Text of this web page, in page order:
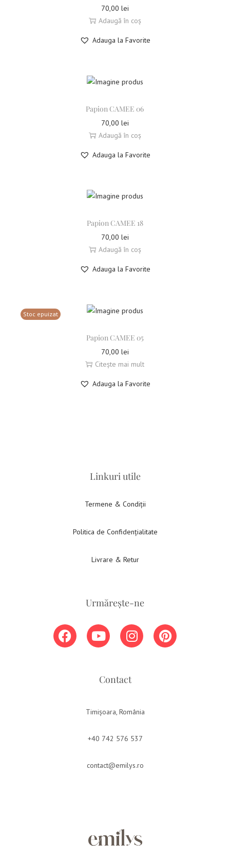
70,00 lei
Adaugă în coș
Adauga la Favorite
Papion CAMEE 06
70,00 lei
Adaugă în coș
Adauga la Favorite
Papion CAMEE 18
70,00 lei
Adaugă în coș
Adauga la Favorite
Stoc epuizat
Papion CAMEE 05
70,00 lei
Citește mai mult
Adauga la Favorite
Linkuri utile
Termene & Condiții
Politica de Confidențialitate
Livrare & Retur
Urmărește-ne
Contact
Timișoara, România
+40 742 576 537
contact@emilys.ro